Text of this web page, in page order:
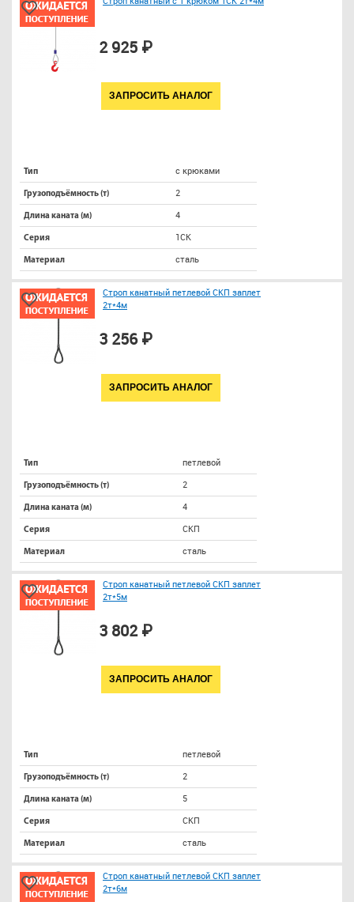
2 925 ₽
ЗАПРОСИТЬ АНАЛОГ
Тип с крюками
Грузоподъёмность (т) 2
Длина каната (м) 4
Серия 1СК
Материал сталь
Строп канатный петлевой СКП заплет
2т*4м
3 256 ₽
ЗАПРОСИТЬ АНАЛОГ
Тип петлевой
Грузоподъёмность (т) 2
Длина каната (м) 4
Серия СКП
Материал сталь
Строп канатный петлевой СКП заплет
2т*5м
3 802 ₽
ЗАПРОСИТЬ АНАЛОГ
Тип петлевой
Грузоподъёмность (т) 2
Длина каната (м) 5
Серия СКП
Материал сталь
Строп канатный петлевой СКП заплет
2т*6м